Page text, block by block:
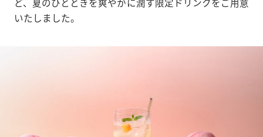
ど、夏のひとときを爽やかに潤す限定ドリンクをご用意
いたしました。